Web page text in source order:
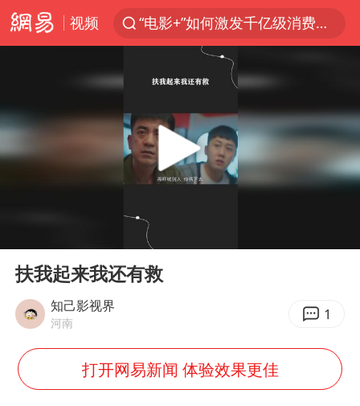
视频
“电影+”如何激发千亿级消费新活力？
福建省泉州市委书记张毅恭接受纪律审查和监察调查
全球首个长时储能一体化产业园量产
U17国足点球大战淘汰河床晋级决赛
四川宜宾市高县4.9级地震致1人死亡
东航：国内客票提前14天免费退改
国防部：坚决反制任何闹海挑衅图谋
Play
扶我起来我还有救
知己影视界
河南 1
打开网易新闻 体验效果更佳